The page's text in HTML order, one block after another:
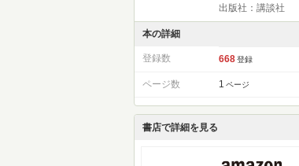
出版社：講談社
本の詳細
登録数 668 登録
ページ数 1 ページ
書店で詳細を見る